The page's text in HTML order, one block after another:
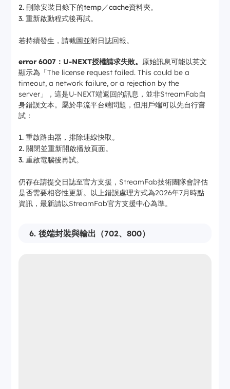
刪除安裝目錄下的temp／cache資料夾。
重新啟動程式後再試。
若持續發生，請截圖並附日誌回報。
error 6007：U-NEXT授權請求失敗。 原始訊息可能以英文
顯示為「The license request failed. This could be a
timeout, a network failure, or a rejection by the
server」，這是U-NEXT端返回的訊息，並非StreamFab自
身錯誤文本。屬於串流平台端問題，但用戶端可以先自行嘗
試：
重啟路由器，排除連線快取。
關閉並重新開啟播放頁面。
重啟電腦後再試。
仍存在請提交日誌至官方支援，StreamFab技術團隊會評估
是否需要相容性更新。以上錯誤處理方式為2026年7月時點
資訊，最新請以StreamFab官方支援中心為準。
6. 後端封裝與輸出（702、800）